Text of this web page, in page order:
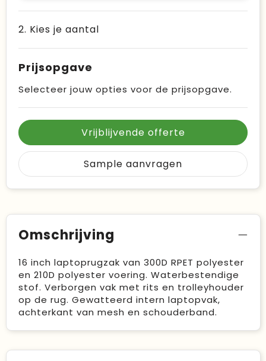
2. Kies je aantal
Prijsopgave
Selecteer jouw opties voor de prijsopgave.
Vrijblijvende offerte
Sample aanvragen
Omschrijving
16 inch laptoprugzak van 300D RPET polyester
en 210D polyester voering. Waterbestendige
stof. Verborgen vak met rits en trolleyhouder
op de rug. Gewatteerd intern laptopvak,
achterkant van mesh en schouderband.